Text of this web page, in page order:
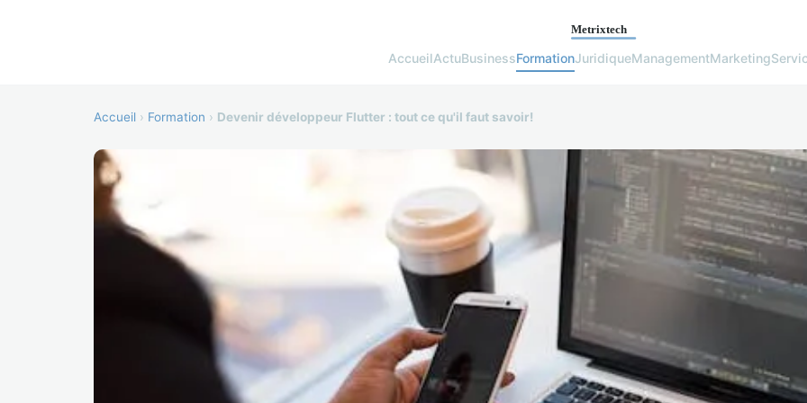
AccueilActuBusinessFormationJuridiqueManagementMarketing
Accueil › Formation › Devenir développeur Flutter : tout ce qu'il faut savoir!